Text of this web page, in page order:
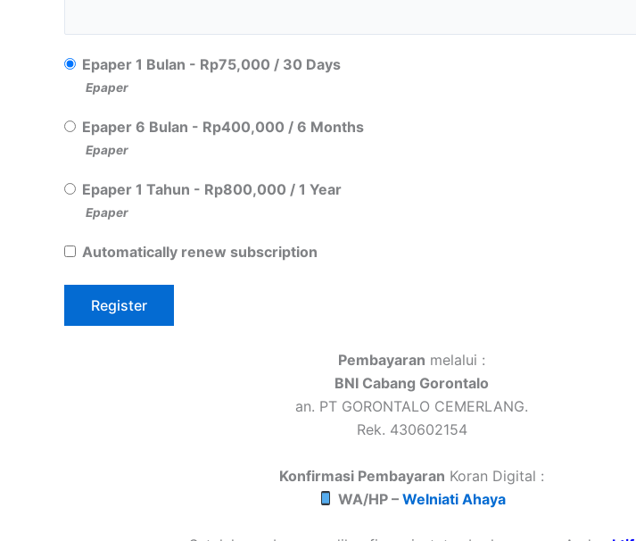
Epaper 1 Bulan - Rp75,000 / 30 Days
Epaper
Epaper 6 Bulan - Rp400,000 / 6 Months
Epaper
Epaper 1 Tahun - Rp800,000 / 1 Year
Epaper
Automatically renew subscription
Pembayaran melalui :
BNI Cabang Gorontalo
an. PT GORONTALO CEMERLANG.
Rek. 430602154
Konfirmasi Pembayaran Koran Digital :
WA/HP – Welniati Ahaya